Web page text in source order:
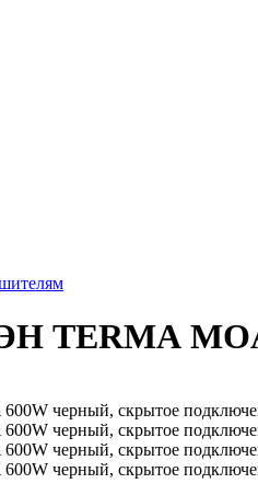
TERMА